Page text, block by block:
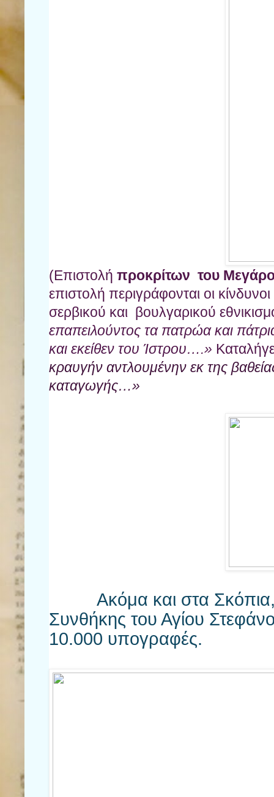
(Επιστολή προκρίτων του
επιστολή περιγράφονται οι
σερβικού και βουλγαρικού
επαπειλούντος τα πατρώα και
και εκείθεν του Ίστρου….»
κραυγήν αντλουμένην εκ της
καταγωγής…»
Ακόμα και στα Σκόπια,
Συνθήκης του Αγίου
10.000 υπογραφές.